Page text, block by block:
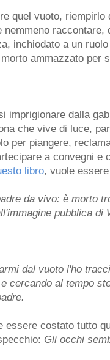
quel vuoto,
raccontare,
inchiodato a un
ammazzato per
imprigionare dalla
che vive di luce,
per piangere,
a convegni e
libro, vuole
da vivo: è morto
pubblica di
dal vuoto l'ho
cercando al tempo
essere costato tutto
Gli occhi